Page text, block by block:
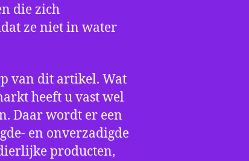
die zich
ze niet in water
van dit artikel. Wat
heeft u vast wel
Daar wordt er een
en onverzadigde
producten,